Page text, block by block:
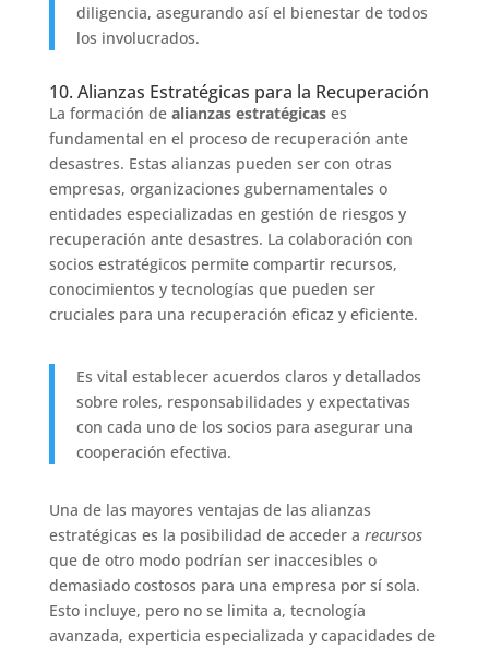
diligencia, asegurando así el bienestar de todos
los involucrados.
10. Alianzas Estratégicas para la Recuperación
La formación de alianzas estratégicases
fundamental en el proceso de recuperación ante
desastres. Estas alianzas pueden ser con otras
empresas, organizaciones gubernamentales o
entidades especializadas en gestión de riesgos y
recuperación ante desastres. La colaboración con
socios estratégicos permite compartir recursos,
conocimientos y tecnologías que pueden ser
cruciales para una recuperación eficaz y eficiente.
Es vital establecer acuerdos claros y detallados
sobre roles, responsabilidades y expectativas
con cada uno de los socios para asegurar una
cooperación efectiva.
Una de las mayores ventajas de las alianzas
estratégicas es la posibilidad de acceder a recursos
que de otro modo podrían ser inaccesibles o
demasiado costosos para una empresa por sí sola.
Esto incluye, pero no se limita a, tecnología
avanzada, experticia especializada y capacidades de